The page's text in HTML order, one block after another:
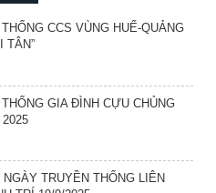
CCS VÙNG HUẾ-QUẢNG
TÂN”
GIA ĐÌNH CỰU CHỦNG
TRUYỀN THỐNG LIÊN